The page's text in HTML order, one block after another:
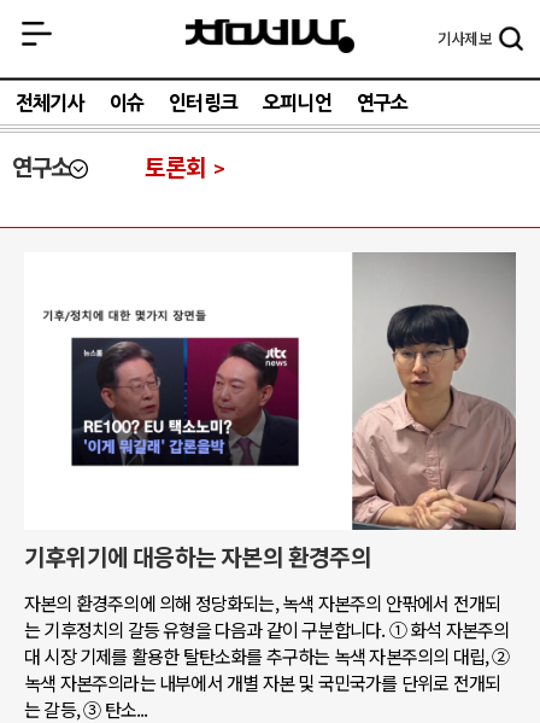
기사제보
전체기사 이슈 인터링크 오피니언 연구소
연구소 토론회
기후위기에 대응하는 자본의 환경주의
자본의 환경주의에 의해 정당화되는, 녹색 자본주의 안팎에서 전개되
는 기후정치의 갈등 유형을 다음과 같이 구분합니다. ① 화석 자본주의
대 시장 기제를 활용한 탈탄소화를 추구하는 녹색 자본주의의 대립, ②
녹색 자본주의라는 내부에서 개별 자본 및 국민국가를 단위로 전개되
는 갈등, ③ 탄소...